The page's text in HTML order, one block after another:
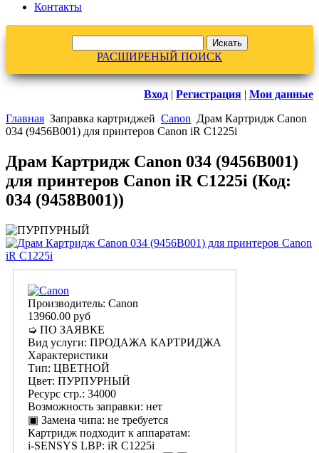
Контакты
РАСШИРЕНЫЙ ПОИСК
Вход | Регистрация | Мои данные
Главная Заправка картриджей Canon Драм Картридж Canon
034 (9456B001) для принтеров Canon iR C1225i
Драм Картридж Canon 034 (9456B001)
для принтеров Canon iR C1225i (Код:
034 (9458B001))
Производитель: Canon
13960.00 руб
➭ ПО ЗАЯВКЕ
Вид услуги: ПРОДАЖА КАРТРИДЖА
Характеристики
Тип: ЦВЕТНОЙ
Цвет: ПУРПУРНЫЙ
Ресурс стр.: 34000
Возможность заправки: нет
▣ Замена чипа: не требуется
Картридж подходит к аппаратам:
i-SENSYS LBP: iR C1225i